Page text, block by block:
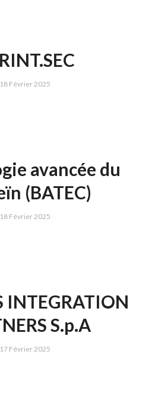
18 Février 2025
avancée du
(BATEC)
18 Février 2025
INTEGRATION
S.p.A
17 Février 2025